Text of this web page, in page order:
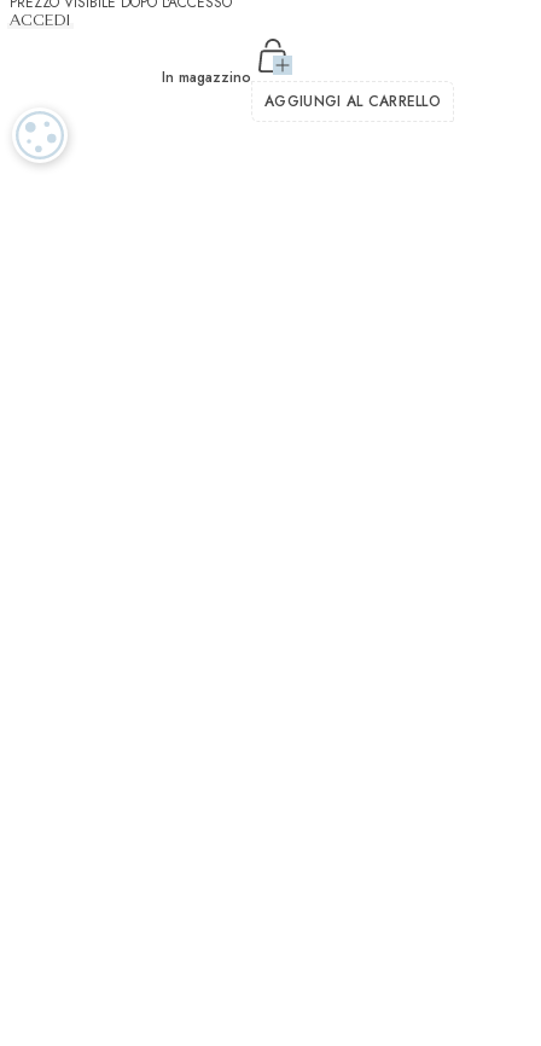
ACCEDI
In magazzino
AGGIUNGI AL CARRELLO